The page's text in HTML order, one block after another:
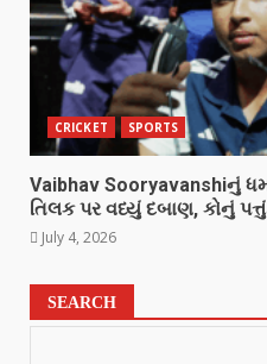
CRICKET SPORTS
Vaibhav Sooryavanshiનું
તિલક પર વધ્યું દબાણ, કોનું
July 4, 2026
SEARCH